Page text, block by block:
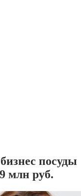
посуды
млн руб.